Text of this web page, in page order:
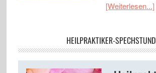
[Weiterlesen...]
HEILPRAKTIKER-